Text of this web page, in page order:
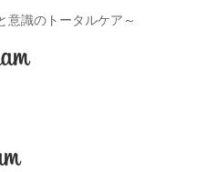
意識のトータルケア～